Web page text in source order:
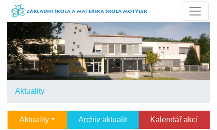
Aktuality
Aktuality Archiv aktualit Kalendář akcí